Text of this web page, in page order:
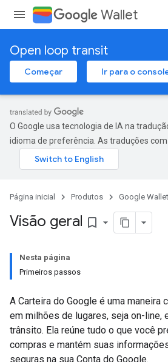
Wallet
Open loop transit
Começar Ir para o
O Google usa tecnologia de IA na
idioma de preferência. As traduções com
Página inicial Produtos Google Wallet
Visão geral bookmark_border
Nesta página
Primeiros passos
A Carteira do Google é uma maneira
em milhões de lugares, seja on-line,
trânsito. Ela reúne tudo o que você
compras e mantém suas
seguras na sua Conta do Google.